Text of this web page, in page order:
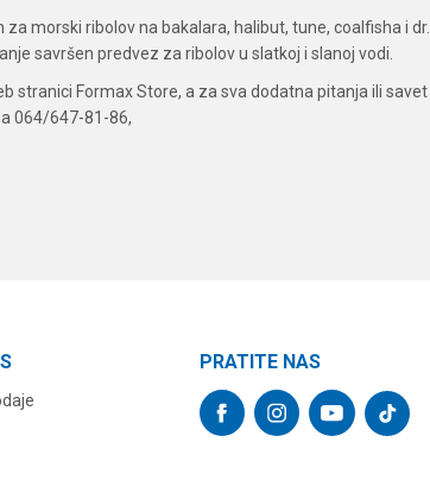
za morski ribolov na bakalara, halibut, tune, coalfisha i
savršen predvez za ribolov u slatkoj i slanoj vodi.
Formax Store, a za sva dodatna pitanja ili
064/647-81-86,
PRATITE NAS